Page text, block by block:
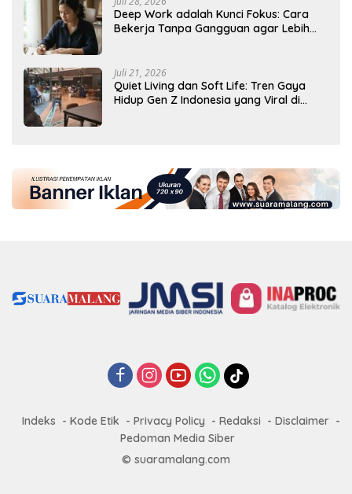
Deep Work adalah Kunci Fokus: Cara
Bekerja Tanpa Gangguan agar Lebih
Juli 21, 2026
Quiet Living dan Soft Life: Tren Gaya
Hidup Gen Z Indonesia yang Viral di
Indeks Kode Etik Privacy Policy Redaksi
Disclaimer
Pedoman Media Siber
© suaramalang.com